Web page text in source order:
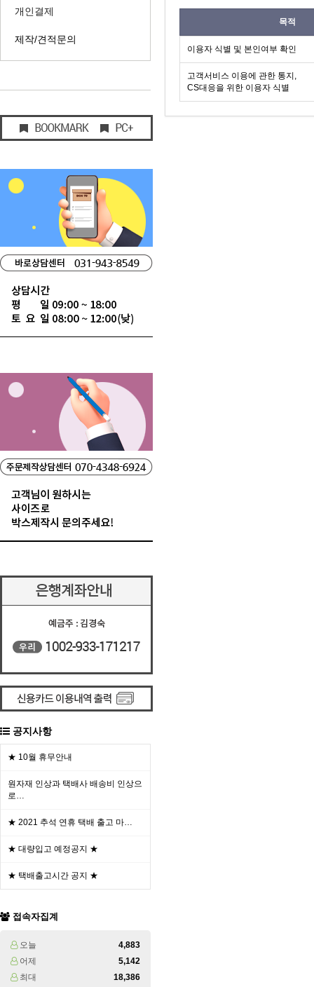
개인결제
제작/견적문의
공지사항
★ 10월 휴무안내
원자재 인상과 택배사 배송비 인상으
로…
★ 2021 추석 연휴 택배 출고 마…
★ 대량입고 예정공지 ★
★ 택배출고시간 공지 ★
접속자집계
오늘
4,883
어제
5,142
최대
18,386
목적
이용자 식별 및 본인여부 확인
고객서비스 이용에 관한 통지,
CS대응을 위한 이용자 식별